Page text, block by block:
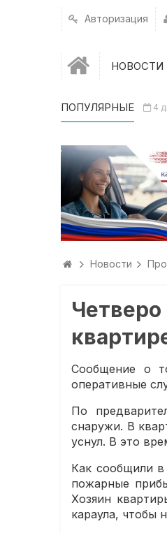
Авторизация
НОВОСТИ
ПОПУЛЯРНЫЕ 4
Новости
Сообщение о
оперативные
По
снаружи. В
уснул. В это
Как сообщили в
пожарные
Хозяин
караула, чтобы